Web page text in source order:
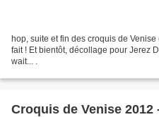
hop, suite et fin des croquis de
fait ! Et bientôt, décollage pour Jerez
wait... .
Croquis de Venise 2012